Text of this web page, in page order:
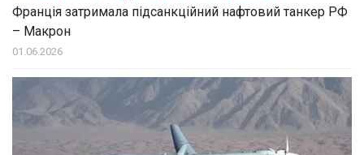
Франція затримала підсанкційний нафтовий танкер РФ
– Макрон
01.06.2026